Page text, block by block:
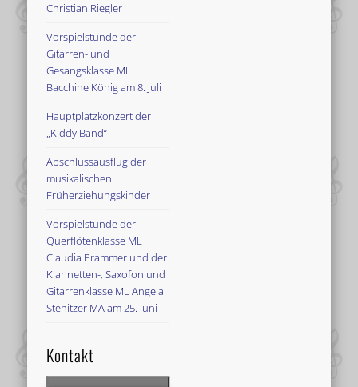
Christian Riegler
Vorspielstunde der
Gitarren- und
Gesangsklasse ML
Bacchine König am 8. Juli
Hauptplatzkonzert der
„Kiddy Band“
Abschlussausflug der
musikalischen
Früherziehungskinder
Vorspielstunde der
Querflötenklasse ML
Claudia Prammer und der
Klarinetten-, Saxofon und
Gitarrenklasse ML Angela
Stenitzer MA am 25. Juni
Kontakt